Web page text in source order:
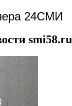
24СМИ
smi58.ru